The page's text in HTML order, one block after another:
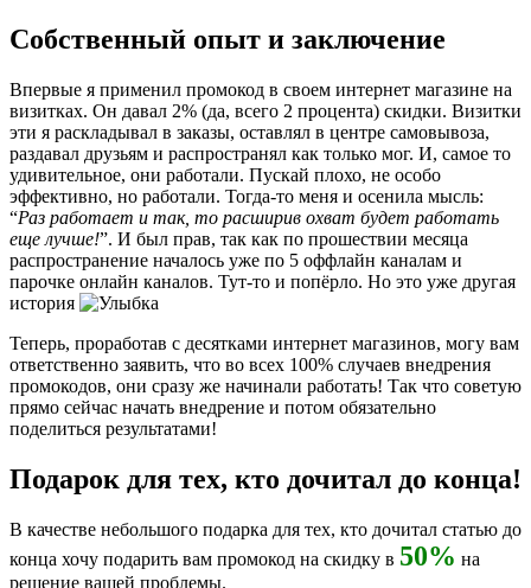
Собственный опыт и заключение
Впервые я применил промокод в своем интернет магазине на
визитках. Он давал 2% (да, всего 2 процента) скидки. Визитки
эти я раскладывал в заказы, оставлял в центре самовывоза,
раздавал друзьям и распространял как только мог. И, самое то
удивительное, они работали. Пускай плохо, не особо
эффективно, но работали. Тогда-то меня и осенила мысль:
“Раз работает и так, то расширив охват будет работать
еще лучше!”. И был прав, так как по прошествии месяца
распространение началось уже по 5 оффлайн каналам и
парочке онлайн каналов. Тут-то и попёрло. Но это уже другая
история
Теперь, проработав с десятками интернет магазинов, могу вам
ответственно заявить, что во всех 100% случаев внедрения
промокодов, они сразу же начинали работать! Так что советую
прямо сейчас начать внедрение и потом обязательно
поделиться результатами!
Подарок для тех, кто дочитал до конца!
В качестве небольшого подарка для тех, кто дочитал статью до
конца хочу подарить вам промокод на скидку в 50% на
решение вашей проблемы.